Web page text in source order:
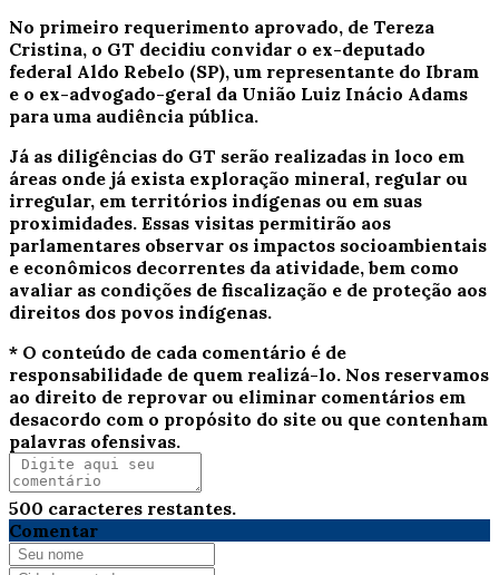
No primeiro requerimento aprovado, de Tereza
Cristina, o GT decidiu convidar o ex-deputado
federal Aldo Rebelo (SP), um representante do Ibram
e o ex-advogado-geral da União Luiz Inácio Adams
para uma audiência pública.
Já as diligências do GT serão realizadas in loco em
áreas onde já exista exploração mineral, regular ou
irregular, em territórios indígenas ou em suas
proximidades. Essas visitas permitirão aos
parlamentares observar os impactos socioambientais
e econômicos decorrentes da atividade, bem como
avaliar as condições de fiscalização e de proteção aos
direitos dos povos indígenas.
* O conteúdo de cada comentário é de
responsabilidade de quem realizá-lo. Nos reservamos
ao direito de reprovar ou eliminar comentários em
desacordo com o propósito do site ou que contenham
palavras ofensivas.
500 caracteres restantes.
Comentar